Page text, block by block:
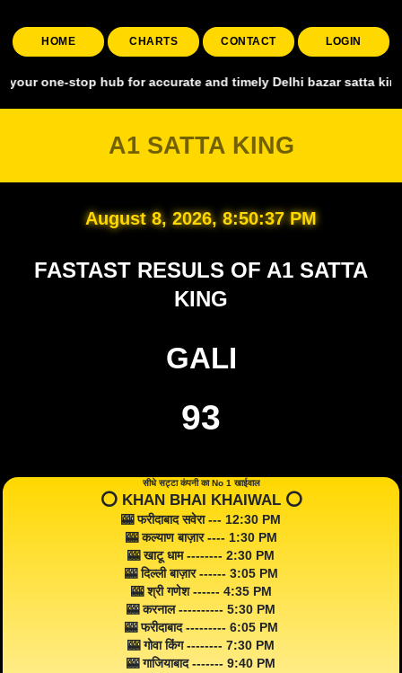
HOME CHARTS CONTACT LOGIN
hub for accurate and timely Delhi bazar satta king,
A1 SATTA KING
August 8, 2026, 8:50:38 PM
FASTAST RESULS OF A1 SATTA
KING
GALI
93
सीधे सट्टा कंपनी का No 1 खाईवाल
⭕️ KHAN BHAI KHAIWAL ⭕️
🎰 फरीदाबाद सवेरा --- 12:30 PM
🎰 कल्याण बाज़ार ---- 1:30 PM
🎰 खाटू धाम -------- 2:30 PM
🎰 दिल्ली बाज़ार ------ 3:05 PM
🎰 श्री गणेश ------ 4:35 PM
🎰 करनाल ---------- 5:30 PM
🎰 फरीदाबाद --------- 6:05 PM
🎰 गोवा किंग -------- 7:30 PM
🎰 गाजियाबाद ------- 9:40 PM